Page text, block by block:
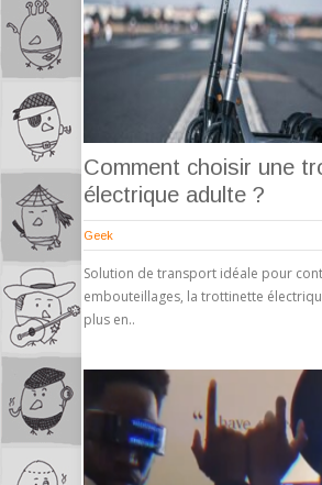
Comment choisir une
électrique adulte ?
Geek
Solution de transport idéale pour
embouteillages, la trottinette
plus en..